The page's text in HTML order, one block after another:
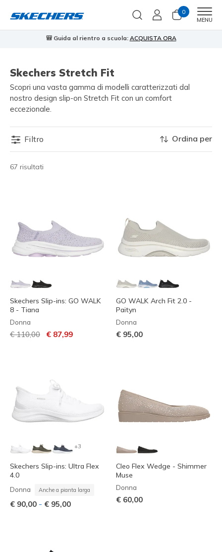
0
MENU
🎒 Guida al rientro a scuola: ACQUISTA ORA
Skechers Stretch Fit
Scopri una vasta gamma di modelli caratterizzati dal
nostro design slip-on Stretch Fit con un comfort
eccezionale.
Filtro
67 risultati
Ordina per
Skechers Slip-ins: GO WALK
8 - Tiana
Donna
Prezzo ridotto da
€ 110,00 per
€ 87,99
GO WALK Arch Fit 2.0 -
Paityn
Donna
€ 95,00
+3
Skechers Slip-ins: Ultra Flex
4.0
Donna Anche a pianta larga
€ 90,00 - € 95,00
Cleo Flex Wedge - Shimmer
Muse
Donna
€ 60,00